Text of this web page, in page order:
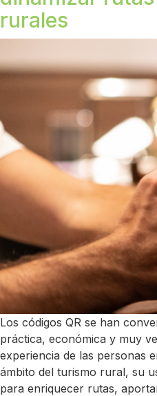
rurales
Los códigos QR se han
práctica, económica y muy
experiencia de las personas
ámbito del turismo rural, su
para enriquecer rutas,